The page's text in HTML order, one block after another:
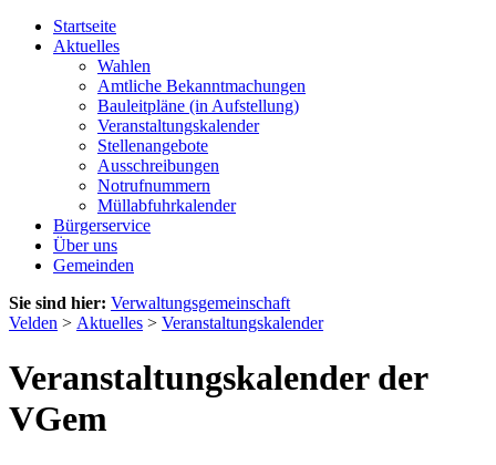
Startseite
Aktuelles
Wahlen
Amtliche Bekanntmachungen
Bauleitpläne (in Aufstellung)
Veranstaltungskalender
Stellenangebote
Ausschreibungen
Notrufnummern
Müllabfuhrkalender
Bürgerservice
Über uns
Gemeinden
Sie sind hier: Verwaltungsgemeinschaft
Velden > Aktuelles > Veranstaltungskalender
Veranstaltungskalender der
VGem